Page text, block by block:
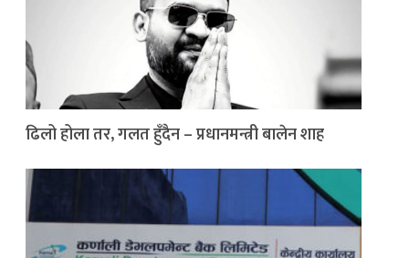
ढिलो होला तर, गलत हुँदैन – प्रधानमन्त्री बालेन शाह